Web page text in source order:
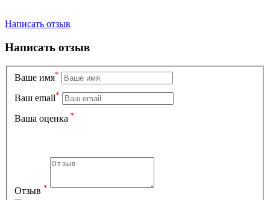
Написать отзыв
Написать отзыв
Вашe имя*
Ваш email*
Ваша оценка *
Отзыв *